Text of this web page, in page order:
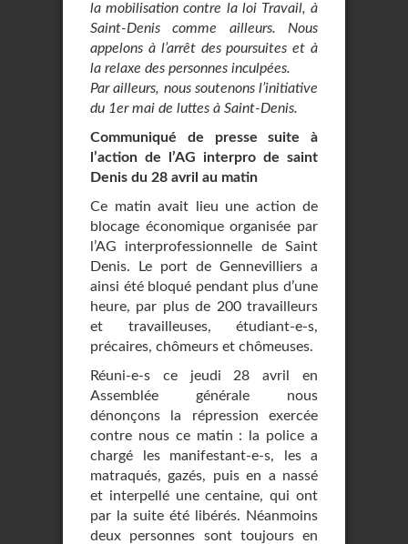
la mobilisation contre la loi Travail, à
Saint-Denis comme ailleurs. Nous
appelons à l’arrêt des poursuites et à
la relaxe des personnes inculpées.
Par ailleurs, nous soutenons l’initiative
du 1er mai de luttes à Saint-Denis.
Communiqué de presse suite à
l’action de l’AG interpro de saint
Denis du 28 avril au matin
Ce matin avait lieu une action de
blocage économique organisée par
l’AG interprofessionnelle de Saint
Denis. Le port de Gennevilliers a
ainsi été bloqué pendant plus d’une
heure, par plus de 200 travailleurs
et travailleuses, étudiant-e-s,
précaires, chômeurs et chômeuses.
Réuni-e-s ce jeudi 28 avril en
Assemblée générale nous
dénonçons la répression exercée
contre nous ce matin : la police a
chargé les manifestant-e-s, les a
matraqués, gazés, puis en a nassé
et interpellé une centaine, qui ont
par la suite été libérés. Néanmoins
deux personnes sont toujours en